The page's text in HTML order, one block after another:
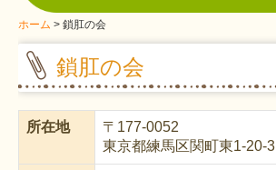
支援中ホームページ一例
難病お役立ち情報
患者会紹介
WEBメディアに関するコラム
文献に関するコラム
ホーム 鎖肛の会
鎖肛の会
所在地 〒 177-0052
東京都練馬区関町東1-20-3